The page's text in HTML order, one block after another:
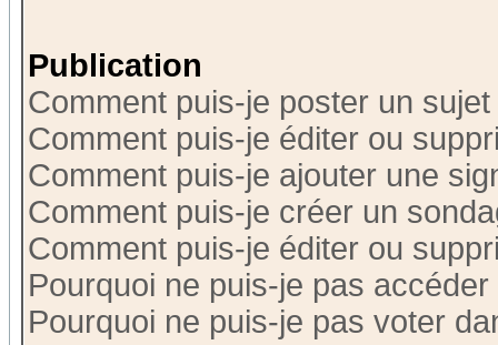
Publication
Comment puis-je poster un
Comment puis-je éditer ou
Comment puis-je ajouter une
Comment puis-je créer un
Comment puis-je éditer ou
Pourquoi ne puis-je pas
Pourquoi ne puis-je pas voter